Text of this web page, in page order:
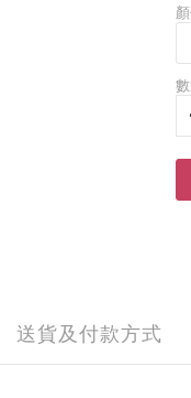
送貨及付款方式